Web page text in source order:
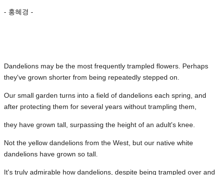
- 홍혜경 -
Dandelions may be the most frequently trampled flowers. Perhaps
they've grown shorter from being repeatedly stepped on.
Our small garden turns into a field of dandelions each spring, and
after protecting them for several years without trampling them,
they have grown tall, surpassing the height of an adult's knee.
Not the yellow dandelions from the West, but our native white
dandelions have grown so tall.
It's truly admirable how dandelions, despite being trampled over and